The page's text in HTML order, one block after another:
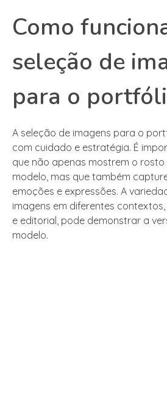
Como
seleção de
para o
A seleção de imagens para o
com cuidado e estratégia. É
que não apenas mostrem o
modelo, mas que também
emoções e expressões. A
imagens em diferentes
e editorial, pode demonstrar a
modelo.